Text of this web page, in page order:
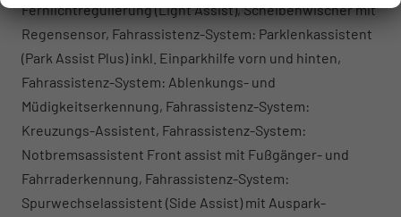
Fernlichtregulierung (Light Assist), Scheibenwischer mit
Regensensor, Fahrassistenz-System: Parklenkassistent
(Park Assist Plus) inkl. Einparkhilfe vorn und hinten,
Fahrassistenz-System: Ablenkungs- und
Müdigkeitserkennung, Fahrassistenz-System:
Kreuzungs-Assistent, Fahrassistenz-System:
Notbremsassistent Front assist mit Fußgänger- und
Fahrraderkennung, Fahrassistenz-System:
Spurwechselassistent (Side Assist) mit Auspark-